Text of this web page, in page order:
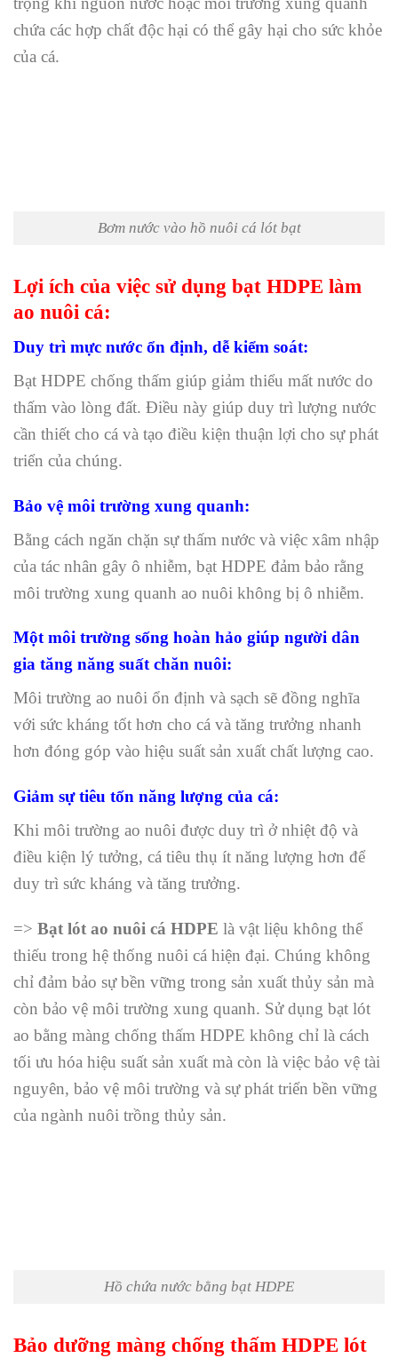
chứa các hợp chất độc hại có thể gây hại cho sức khỏe
của cá.
Bơm nước vào hồ nuôi cá lót bạt
Lợi ích của việc sử dụng bạt HDPE làm
ao nuôi cá:
Duy trì mực nước ổn định, dễ kiểm soát:
Bạt HDPE chống thấm giúp giảm thiểu mất nước do
thấm vào lòng đất. Điều này giúp duy trì lượng nước
cần thiết cho cá và tạo điều kiện thuận lợi cho sự phát
triển của chúng.
Bảo vệ môi trường xung quanh:
Bằng cách ngăn chặn sự thấm nước và việc xâm nhập
của tác nhân gây ô nhiễm, bạt HDPE đảm bảo rằng
môi trường xung quanh ao nuôi không bị ô nhiễm.
Một môi trường sống hoàn hảo giúp người dân
gia tăng năng suất chăn nuôi:
Môi trường ao nuôi ổn định và sạch sẽ đồng nghĩa
với sức kháng tốt hơn cho cá và tăng trưởng nhanh
hơn đóng góp vào hiệu suất sản xuất chất lượng cao.
Giảm sự tiêu tốn năng lượng của cá:
Khi môi trường ao nuôi được duy trì ở nhiệt độ và
điều kiện lý tưởng, cá tiêu thụ ít năng lượng hơn để
duy trì sức kháng và tăng trưởng.
=> Bạt lót ao nuôi cá HDPE là vật liệu không thể
thiếu trong hệ thống nuôi cá hiện đại. Chúng không
chỉ đảm bảo sự bền vững trong sản xuất thủy sản mà
còn bảo vệ môi trường xung quanh. Sử dụng bạt lót
ao bằng màng chống thấm HDPE không chỉ là cách
tối ưu hóa hiệu suất sản xuất mà còn là việc bảo vệ tài
nguyên, bảo vệ môi trường và sự phát triển bền vững
của ngành nuôi trồng thủy sản.
Hồ chứa nước bằng bạt HDPE
Bảo dưỡng màng chống thấm HDPE lót